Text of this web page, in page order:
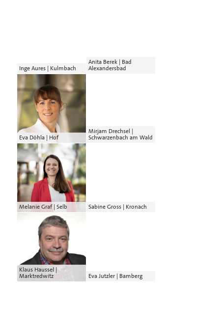
Inge Aures | Kulmbach
Anita Berek | Bad
Alexandersbad
Eva Döhla | Hof
Mirjam Drechsel |
Schwarzenbach am Wald
Melanie Graf | Selb Sabine Gross | Kronach
Klaus Haussel |
Marktredwitz
Eva Jutzler | Bamberg